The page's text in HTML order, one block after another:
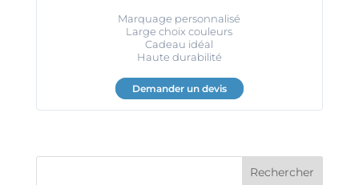
Marquage personnalisé
Large choix couleurs
Cadeau idéal
Haute durabilité
Demander un devis
Rechercher